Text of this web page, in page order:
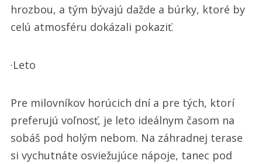
hrozbou, a tým bývajú dažde a búrky, ktoré by
celú atmosféru dokázali pokaziť.
·Leto
Pre milovníkov horúcich dní a pre tých, ktorí
preferujú voľnosť, je leto ideálnym časom na
sobáš pod holým nebom. Na záhradnej terase
si vychutnáte osviežujúce nápoje, tanec pod